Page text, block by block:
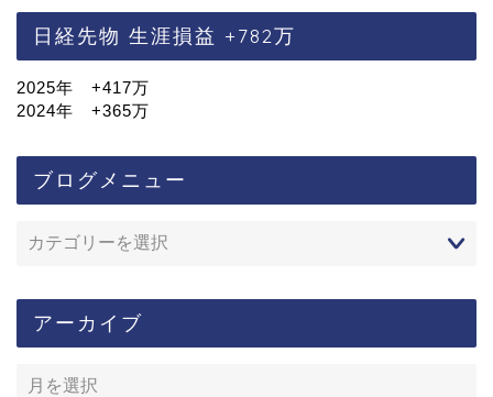
日経先物 生涯損益 +782万
2025年 +417万
2024年 +365万
ブログメニュー
アーカイブ